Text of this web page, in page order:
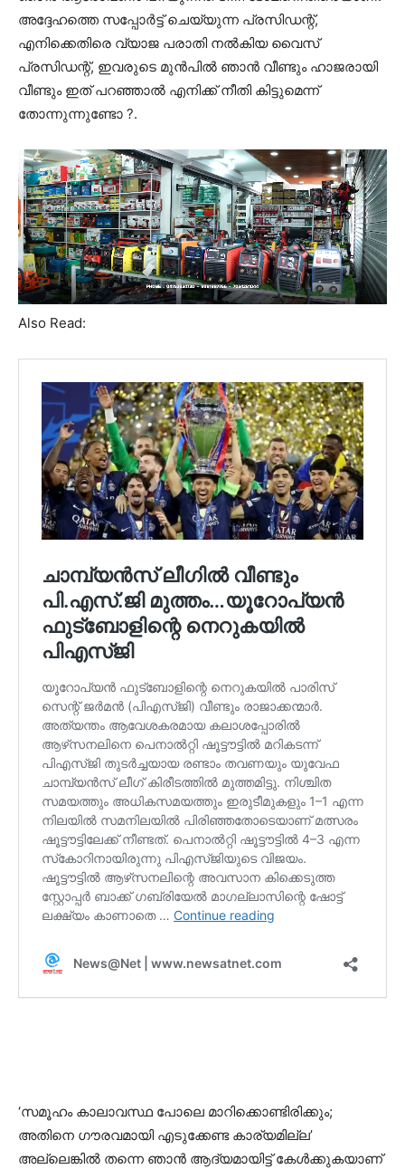
അദ്ദേഹത്തെ സപ്പോർട്ട് ചെയ്യുന്ന പ്രസിഡന്റ്,
എനിക്കെതിരെ വ്യാജ പരാതി നൽകിയ വൈസ്
പ്രസിഡന്റ്, ഇവരുടെ മുൻപിൽ ഞാൻ വീണ്ടും ഹാജരായി
വീണ്ടും ഇത് പറഞ്ഞാൽ‌ എനിക്ക് നീതി കിട്ടുമെന്ന്
തോന്നുന്നുണ്ടോ ?.
Also Read:
‘സമൂഹം കാലാവസ്ഥ പോലെ മാറിക്കൊണ്ടിരിക്കും;
അതിനെ ഗൗരവമായി എടുക്കേണ്ട കാര്യമില്ല’
അല്ലെങ്കിൽ തന്നെ ഞാൻ ആദ്യമായിട്ട് കേൾക്കുകയാണ്